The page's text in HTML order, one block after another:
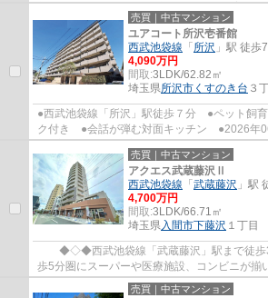
部分・南東向きで陽当り良好 ■ペット飼育可（
売買｜中古マンション
ユアコート所沢壱番館
西武池袋線 「 所沢 」駅 徒歩
4,090万円
間取:3LDK/62.82㎡
埼玉県所沢市 くすのき台 ３
●西武池袋線「所沢」駅徒歩７分 ●ペット飼
ク付き ●会話が弾む対面キッチン ●2026年
●全室収納付き ●家事を助ける食洗機付き
売買｜中古マンション
アクエス武蔵藤沢Ⅱ
西武池袋線 「 武蔵藤沢 」駅
4,700万円
間取:3LDK/66.71㎡
埼玉県入間市下藤沢 １丁目
◆◇◆西武池袋線「武蔵藤沢」駅まで徒
歩5分圏にスーパーや医療施設、コンビニが揃
□12階部分、南西角部屋につき、陽当たり・眺
売買｜中古マンション